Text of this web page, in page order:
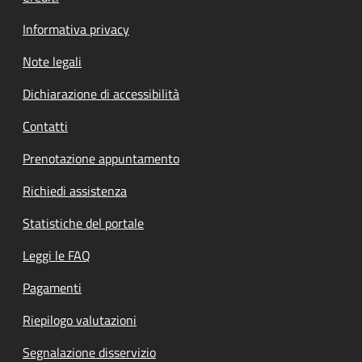
Informativa privacy
Note legali
Dichiarazione di accessibilità
Contatti
Prenotazione appuntamento
Richiedi assistenza
Statistiche del portale
Leggi le FAQ
Pagamenti
Riepilogo valutazioni
Segnalazione disservizio